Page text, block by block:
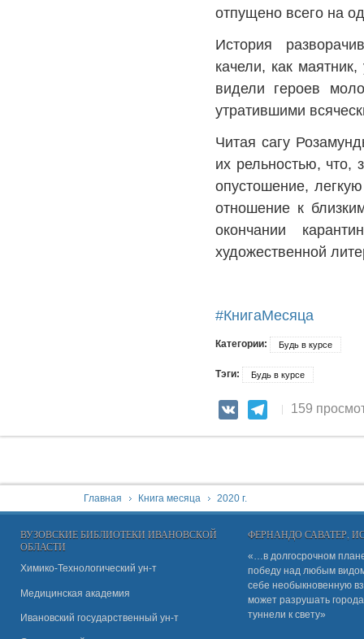
отпущено всего на
История
качели, как
видели героев
утратившими
Читая сагу
их рельностью, что,
опустошение,
отношение к
окончании
художественной
#КнигаМесяца
Категории: Будь в курсе
Тэги: Будь в курсе
VK Telegram
159
Главная Книга месяца 2020 г.
ВУЗОВСКИЕ БИБЛИОТЕКИ ИВАНОВСКОЙ
ОБЛАСТИ
Химико-Технологический ун-т
Медицинская академия
Ивановский государственный ун-т
ФЕРНАНДО САВАТЕР,
«…в долгосрочном
победу над любым
себе необыкновенную
может разрушать
туннели к свету»